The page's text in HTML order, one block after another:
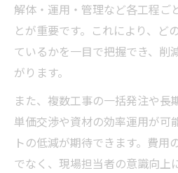
解体・運用・管理など各工程ご
とが重要です。これにより、ど
ているかを一目で把握でき、削
がります。
また、複数工事の一括発注や長
単価交渉や資材の効率運用が可
トの低減が期待できます。費用
でなく、現場担当者の意識向上